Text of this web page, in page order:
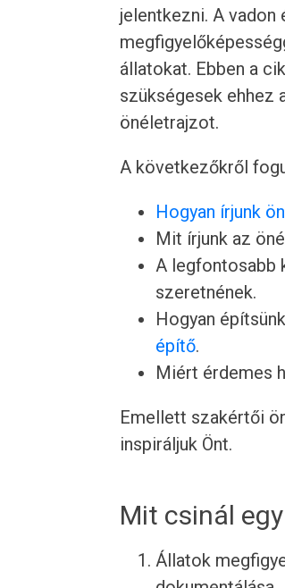
jelentkezni. A
állatokat. Ebben a
szükségesek ehhez
önéletrajzot.
A következőkről
Hogyan írjunk
Mit írjunk az
A legfontosabb
szeretnének.
Hogyan
építő.
Miért érdemes
Emellett szakértői
inspiráljuk Önt.
Mit csinál
Állatok